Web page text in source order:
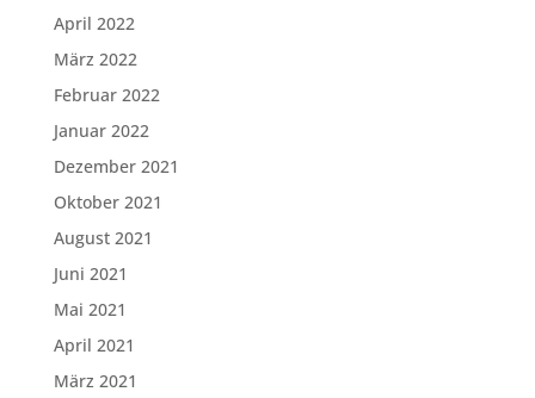
April 2022
März 2022
Februar 2022
Januar 2022
Dezember 2021
Oktober 2021
August 2021
Juni 2021
Mai 2021
April 2021
März 2021